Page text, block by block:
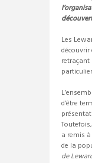
Les
retraçant
d’être
a remis
de la
de